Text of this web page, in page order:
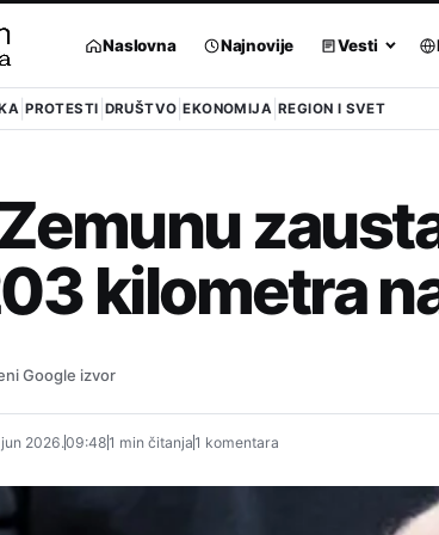
Naslovna Najnovije Vesti
PROTESTI DRUŠTVO EKONOMIJA REGION I SVET
kilometra
Google izvor
2026.09:481 min čitanja1 komentara